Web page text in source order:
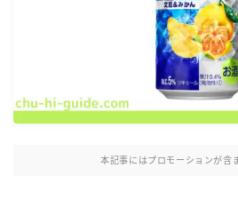
氷結 ストロング
麒麟特製サワー
麒麟 発酵サワー
本記事にはプロモーションが含